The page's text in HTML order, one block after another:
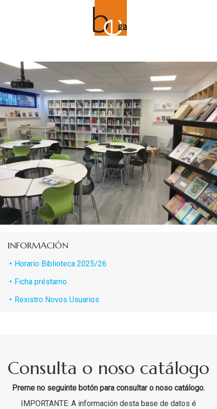
INFORMACIÓN
Horario Biblioteca 2025/26
Ficha préstamo
Rexistro Novos Usuarios
Consulta o noso catálogo
Preme no seguinte botón para consultar o noso catálogo.
IMPORTANTE: A información desta base de datos é